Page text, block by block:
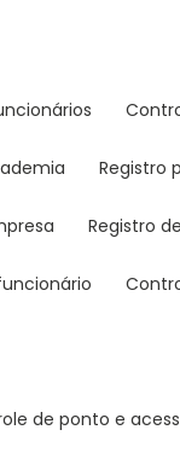
registro
registro
de ponto e